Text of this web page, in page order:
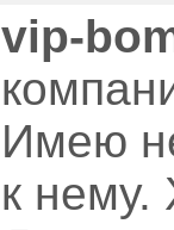
vip-
Имею
к нему.